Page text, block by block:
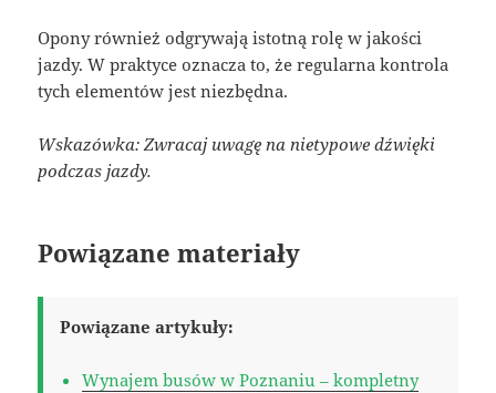
Opony również odgrywają istotną rolę w jakości
jazdy. W praktyce oznacza to, że regularna kontrola
tych elementów jest niezbędna.
Wskazówka: Zwracaj uwagę na nietypowe dźwięki
podczas jazdy.
Powiązane materiały
Powiązane artykuły:
Wynajem busów w Poznaniu – kompletny